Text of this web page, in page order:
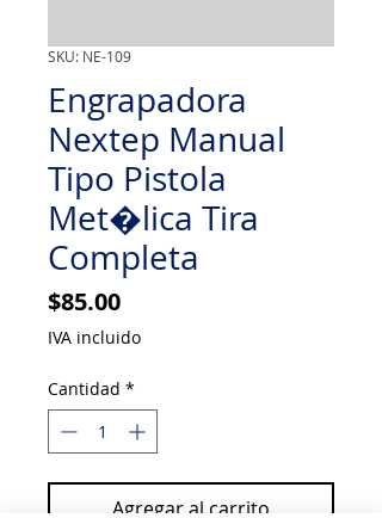
SKU: NE-109
Engrapadora
Nextep Manual
Tipo Pistola
Met�lica Tira
Completa
$85.00Precio
IVA incluido
Cantidad *
Agregar al carrito